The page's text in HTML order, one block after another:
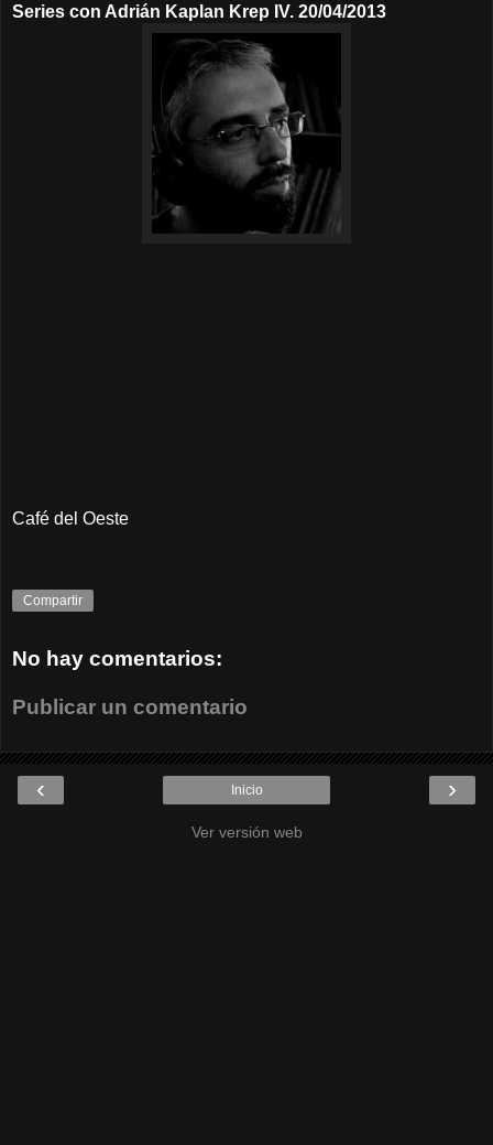
Series con Adrián Kaplan Krep IV. 20/04/2013
Café del Oeste
Compartir
No hay comentarios:
Publicar un comentario
‹ ›
Inicio
Ver versión web